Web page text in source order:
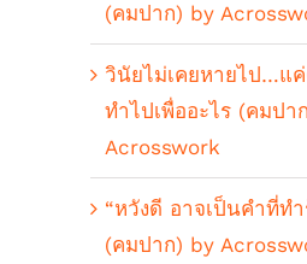
(คมปาก) by
วินัยไม่เคยหายไป…แ
ทำไปเพื่ออะไร (คมปา
Acrosswork
“หวังดี อาจเป็นคำที่ท
(คมปาก) by